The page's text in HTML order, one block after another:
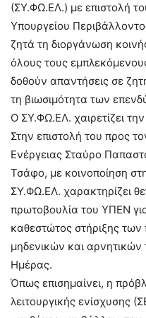
(ΣΥ.ΦΩ.ΕΛ.) με επιστολή
Υπουργείου
ζητά τη διοργάνωση
όλους τους
δοθούν απαντήσεις σε
τη βιωσιμότητα των
Ο ΣΥ.ΦΩ.ΕΛ. χαιρετίζει
Στην επιστολή του προς
Ενέργειας Σταύρο
Τσάφο, με κοινοποίηση
ΣΥ.ΦΩ.ΕΛ. χαρακτηρίζει
πρωτοβουλία του ΥΠΕΝ
καθεστώτος στήριξης
μηδενικών και
Ημέρας.
Όπως επισημαίνει, η
λειτουργικής ενίσχυσης